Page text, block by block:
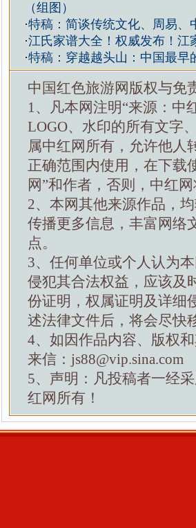
（组图）
·特稿：简谈传统文化、周易、
·江氏家谱大全！权威发布！江
·特稿：穿越越头山：中国最早
中国红色旅游网版权与免
1、凡本网注明“来源：中
LOGO、水印的所有文字
属中红网所有，允许他人
正确范围内使用，在下载
网”和作者，否则，中红
2、本网其他来源作品，
传播更多信息，丰富网络
点。
3、任何单位或个人认为
侵犯其合法权益，应该及
份证明，权属证明及详细
述法律文件后，将会尽快
4、如因作品内容、版权
来信：js88@vip.sina.com
5、声明：凡投稿者一经
红网所有！